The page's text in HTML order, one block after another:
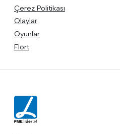
Çerez Politikası
Olaylar
Oyunlar
Flört